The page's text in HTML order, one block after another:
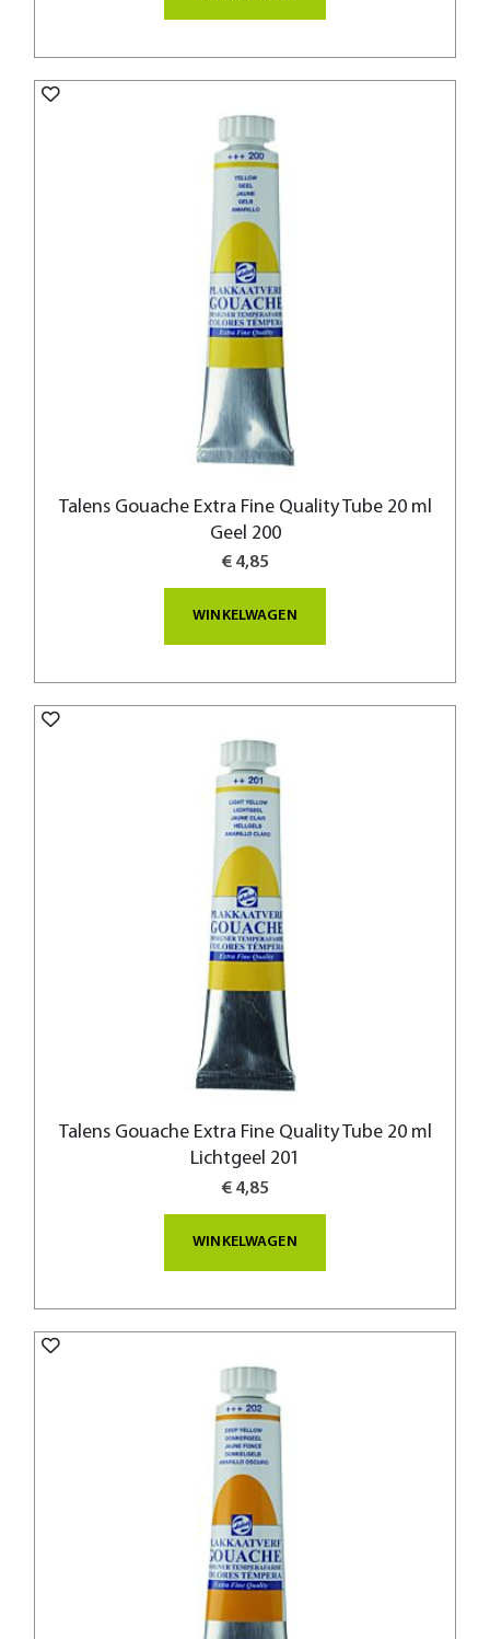
Talens Gouache Extra Fine Quality Tube 20 ml
Geel 200
€ 4,85
WINKELWAGEN
Talens Gouache Extra Fine Quality Tube 20 ml
Lichtgeel 201
€ 4,85
WINKELWAGEN